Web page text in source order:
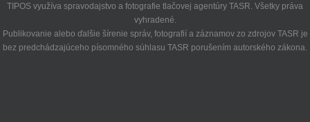
TIPOS využíva spravodajstvo a fotografie tlačovej agentúry TASR. Všetky práva
vyhradené.
Publikovanie alebo ďalšie šírenie správ, fotografií a záznamov zo zdrojov TASR je
bez predchádzajúceho písomného súhlasu TASR porušením autorského zákona.